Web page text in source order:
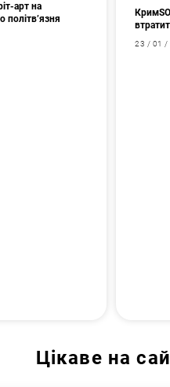
арт на
політв’язня
23 / 01 /
Цікаве на